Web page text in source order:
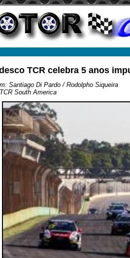
TCR celebra 5 anos
Santiago Di Pardo / Rodolpho Siqueira
South America